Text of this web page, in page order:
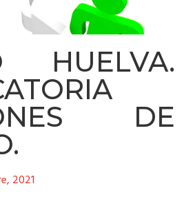
HUELVA.
DE
2021